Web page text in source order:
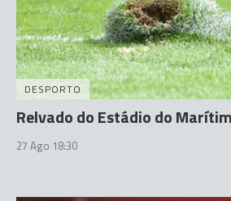
DESPORTO
Relvado do Estádio do
27 Ago 18:30